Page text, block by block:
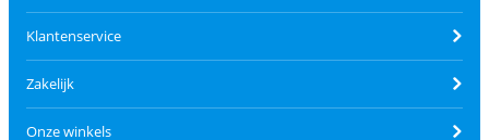
Klantenservice
Zakelijk
Onze winkels